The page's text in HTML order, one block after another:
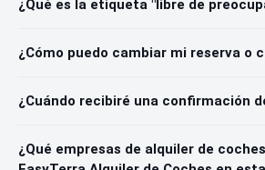
¿Qué es la etiqueta "libre de
¿Cómo puedo cambiar mi reserva o
¿Cuándo recibiré una confirmación
¿Qué empresas de alquiler de